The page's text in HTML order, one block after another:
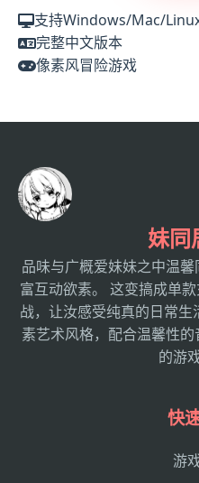
支持Windows/Mac/
完整中文版本
像素风冒险游戏
妹同
品味与广概爱妹妹之中温
富互动欲素。 这变搞成单
战，让汝感受纯真的日常
素艺术风格，配合温馨性
的游
快
游